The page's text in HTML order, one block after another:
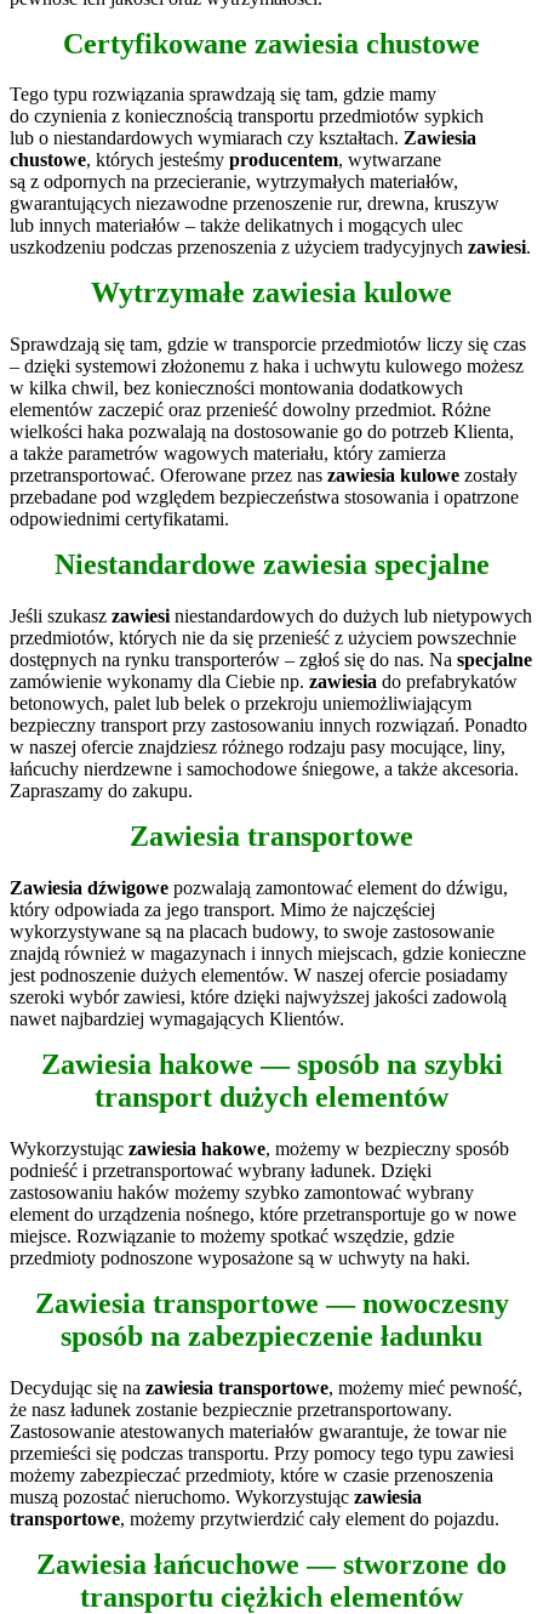
Certyfikowane zawiesia chustowe
Tego typu rozwiązania sprawdzają się tam, gdzie mamy
do czynienia z koniecznością transportu przedmiotów sypkich
lub o niestandardowych wymiarach czy kształtach. Zawiesia
chustowe, których jesteśmy producentem, wytwarzane
są z odpornych na przecieranie, wytrzymałych materiałów,
gwarantujących niezawodne przenoszenie rur, drewna, kruszyw
lub innych materiałów – także delikatnych i mogących ulec
uszkodzeniu podczas przenoszenia z użyciem tradycyjnych zawiesi.
Wytrzymałe zawiesia kulowe
Sprawdzają się tam, gdzie w transporcie przedmiotów liczy się czas
– dzięki systemowi złożonemu z haka i uchwytu kulowego możesz
w kilka chwil, bez konieczności montowania dodatkowych
elementów zaczepić oraz przenieść dowolny przedmiot. Różne
wielkości haka pozwalają na dostosowanie go do potrzeb Klienta,
a także parametrów wagowych materiału, który zamierza
przetransportować. Oferowane przez nas zawiesia kulowe zostały
przebadane pod względem bezpieczeństwa stosowania i opatrzone
odpowiednimi certyfikatami.
Niestandardowe zawiesia specjalne
Jeśli szukasz zawiesi niestandardowych do dużych lub nietypowych
przedmiotów, których nie da się przenieść z użyciem powszechnie
dostępnych na rynku transporterów – zgłoś się do nas. Na specjalne
zamówienie wykonamy dla Ciebie np. zawiesia do prefabrykatów
betonowych, palet lub belek o przekroju uniemożliwiającym
bezpieczny transport przy zastosowaniu innych rozwiązań. Ponadto
w naszej ofercie znajdziesz różnego rodzaju pasy mocujące, liny,
łańcuchy nierdzewne i samochodowe śniegowe, a także akcesoria.
Zapraszamy do zakupu.
Zawiesia transportowe
Zawiesia dźwigowe pozwalają zamontować element do dźwigu,
który odpowiada za jego transport. Mimo że najczęściej
wykorzystywane są na placach budowy, to swoje zastosowanie
znajdą również w magazynach i innych miejscach, gdzie konieczne
jest podnoszenie dużych elementów. W naszej ofercie posiadamy
szeroki wybór zawiesi, które dzięki najwyższej jakości zadowolą
nawet najbardziej wymagających Klientów.
Zawiesia hakowe — sposób na szybki
transport dużych elementów
Wykorzystując zawiesia hakowe, możemy w bezpieczny sposób
podnieść i przetransportować wybrany ładunek. Dzięki
zastosowaniu haków możemy szybko zamontować wybrany
element do urządzenia nośnego, które przetransportuje go w nowe
miejsce. Rozwiązanie to możemy spotkać wszędzie, gdzie
przedmioty podnoszone wyposażone są w uchwyty na haki.
Zawiesia transportowe — nowoczesny
sposób na zabezpieczenie ładunku
Decydując się na zawiesia transportowe, możemy mieć pewność,
że nasz ładunek zostanie bezpiecznie przetransportowany.
Zastosowanie atestowanych materiałów gwarantuje, że towar nie
przemieści się podczas transportu. Przy pomocy tego typu zawiesi
możemy zabezpieczać przedmioty, które w czasie przenoszenia
muszą pozostać nieruchomo. Wykorzystując zawiesia
transportowe, możemy przytwierdzić cały element do pojazdu.
Zawiesia łańcuchowe — stworzone do
transportu ciężkich elementów